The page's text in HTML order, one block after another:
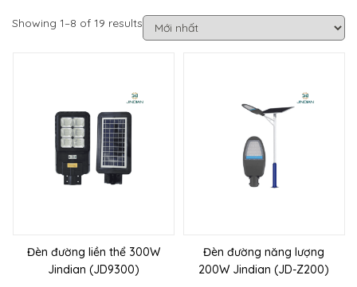
Showing 1–8 of 19 results
Đèn đường liền thể 300W
Jindian (JD9300)
Đèn đường năng lượng
200W Jindian (JD-Z200)